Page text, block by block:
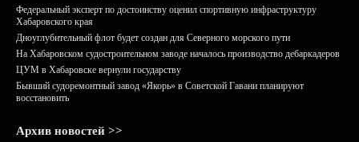
Федеральный эксперт по достоинству оценил спортивную инфраструктуру
Хабаровского края
Дноуглубительный флот будет создан для Северного морского пути
На Хабаровском судостроительном заводе началось производство дебаркадеров
ЦУМ в Хабаровске вернули государству
Бывший судоремонтный завод «Якорь» в Советской Гавани планируют
восстановить
Архив новостей >>